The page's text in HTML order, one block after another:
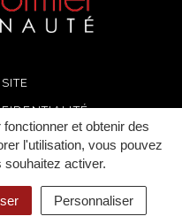
et obtenir des
l'utilisation, vous pouvez
activer.
Personnaliser